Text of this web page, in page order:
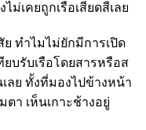
ม่เคยถูกเรือเสียดสีเลย
ทำไมไม่ยักมีการเปิด
บรับเรือโดยสารหรือส
ลย ทั้งที่มองไปข้างหน้า
ตา เห็นเกาะช้างอยู่